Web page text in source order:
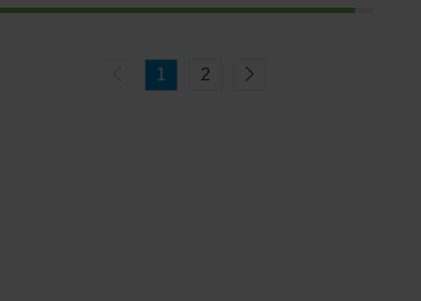
1 2